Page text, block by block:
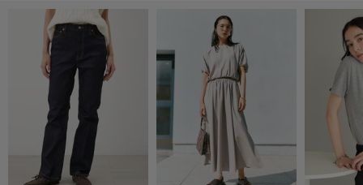
MIESROHE
ミースロエ
miies miim
ミーエスミーム
Mila Owen
ミラオーウェン
MOIGE
モワージュ